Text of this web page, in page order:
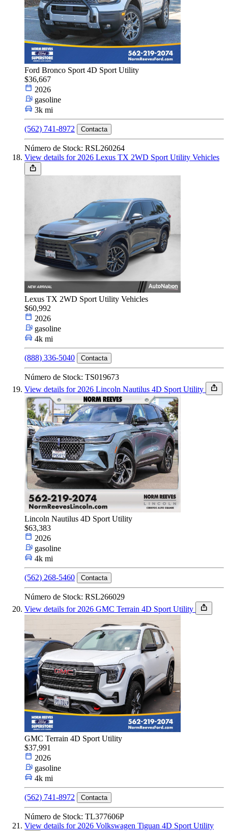
Ford Bronco Sport 4D Sport Utility
$36,667
2026
gasoline
3k mi
(562) 741-8972 Contacta
Número de Stock: RSL260264
View details for 2026 Lexus TX 2WD Sport Utility Vehicles
Lexus TX 2WD Sport Utility Vehicles
$60,992
2026
gasoline
4k mi
(888) 336-5040 Contacta
Número de Stock: TS019673
View details for 2026 Lincoln Nautilus 4D Sport Utility
Lincoln Nautilus 4D Sport Utility
$63,383
2026
gasoline
4k mi
(562) 268-5460 Contacta
Número de Stock: RSL266029
View details for 2026 GMC Terrain 4D Sport Utility
GMC Terrain 4D Sport Utility
$37,991
2026
gasoline
4k mi
(562) 741-8972 Contacta
Número de Stock: TL377606P
View details for 2026 Volkswagen Tiguan 4D Sport Utility